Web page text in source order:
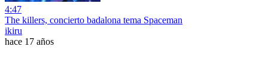
4:47
The killers, concierto badalona tema Spaceman
ikiru
hace 17 años